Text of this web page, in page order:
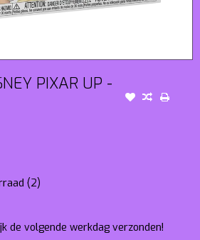
PIXAR UP -
(2)
de volgende werkdag verzonden!